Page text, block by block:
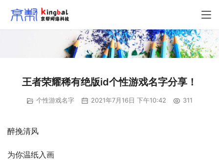
王者荣耀稀有绝版id个性游戏名字分享！
个性游戏名字 2021年7月16日 下午10:42 311
醉挽清风
为你温纸入画